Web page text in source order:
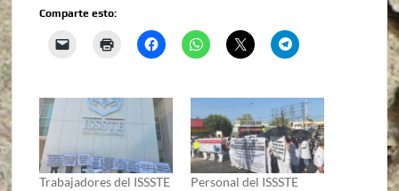
Comparte esto:
Trabajadores del ISSSTE
Personal del ISSSTE